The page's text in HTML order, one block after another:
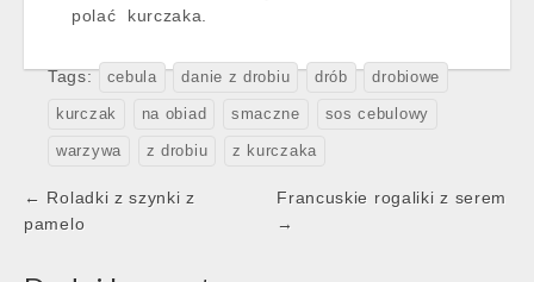
polać kurczaka.
Tags: cebula danie z drobiu drób drobiowe
kurczak na obiad smaczne sos cebulowy
warzywa z drobiu z kurczaka
Post
navigation
← Roladki z szynki z
pamelo
Francuskie rogaliki z serem
→